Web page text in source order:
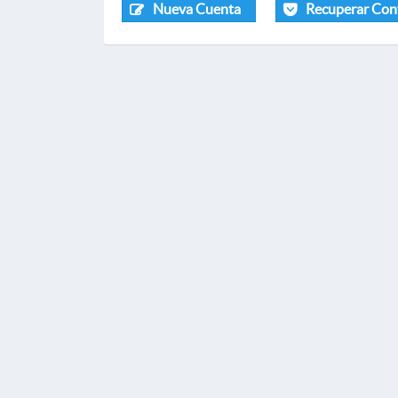
Nueva Cuenta Recuperar